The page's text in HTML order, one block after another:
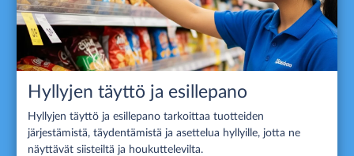
Hyllyjen täyttö ja esillepano
Hyllyjen täyttö ja esillepano tarkoittaa tuotteiden
järjestämistä, täydentämistä ja asettelua hyllyille, jotta ne
näyttävät siisteiltä ja houkuttelevilta.